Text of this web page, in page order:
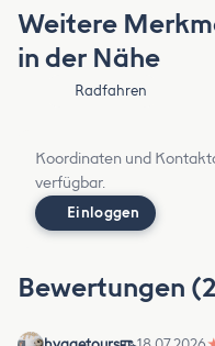
Weitere
in der Nähe
Radfahren
Koordinaten und
verfügbar.
Einloggen
Bewertungen